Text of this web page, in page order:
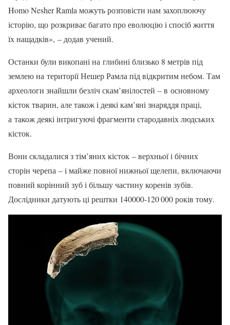
Homo Nesher Ramla можуть розповісти нам захоплюючу
історію, що розкриває багато про еволюцію і спосіб життя
їх нащадків», – додав учений.
Останки були викопані на глибині близько 8 метрів під
землею на території Нешер Рамла під відкритим небом. Там
археологи знайшли безліч скам’янілостей – в основному
кісток тварин, але також і деякі кам’яні знаряддя праці,
а також деякі інтригуючі фрагменти стародавніх людських
кісток.
Вони складалися з тім’яних кісток – верхньої і бічних
сторін черепа – і майже повної нижньої щелепи, включаючи
повний корінний зуб і більшу частину коренів зубів.
Дослідники датують ці рештки 140000-120 000 років тому.